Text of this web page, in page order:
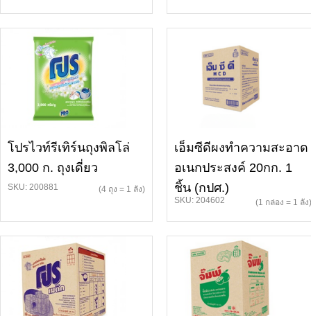
โปรไวท์รีเทิร์นถุงพิลโล่
3,000 ก. ถุงเดี่ยว
SKU: 200881 (4 ถุง = 1 ลัง)
เอ็มซีดีผงทำความสะอาด
อเนกประสงค์ 20กก. 1
ชิ้น (กปศ.)
SKU: 204602 (1 กล่อง = 1 ลัง)